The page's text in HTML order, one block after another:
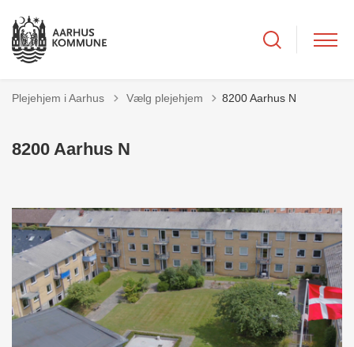
Plejehjem i Aarhus Tilbage til
Vælg plejehjem 8200 Aarhus N
8200 Aarhus N